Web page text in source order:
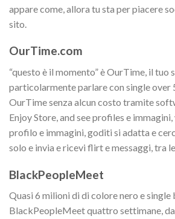
appare come, allora tu sta per piacere
sito.
OurTime.com
“questo è il momento” è OurTime, il tuo
particolarmente parlare con single over
OurTime senza alcun costo tramite
Enjoy Store, and see profiles e
profilo e immagini, goditi si adatta e
solo e invia e ricevi flirt e messaggi, tra
BlackPeopleMeet
Quasi 6 milioni di di colore nero e
BlackPeopleMeet quattro settimane,